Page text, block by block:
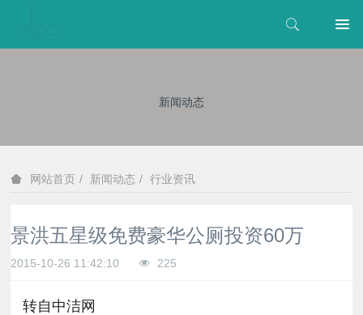
新闻动态
网站首页 新闻动态 行业资讯
景洪五星级免费豪华公厕投资60万
2015-10-26 11:42:10 225
转自中洁网